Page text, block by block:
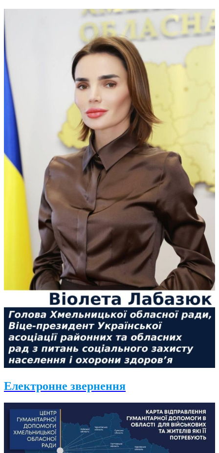
Електронне звернення